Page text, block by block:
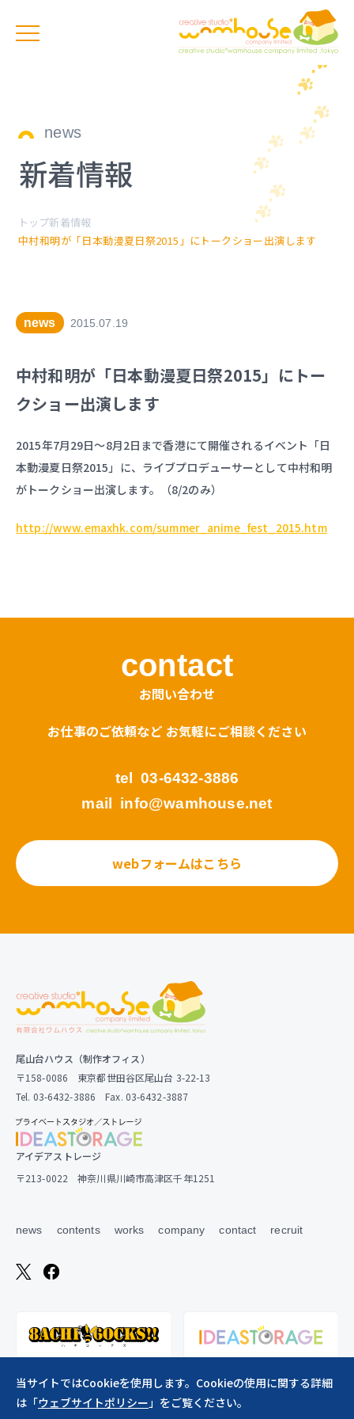
news
新着情報
トップ新着情報
中村和明が「日本動漫夏日祭2015」にトークショー出演します
news 2015.07.19
中村和明が「日本動漫夏日祭2015」にトー
クショー出演します
2015年7月29日〜8月2日まで香港にて開催されるイベント「日
本動漫夏日祭2015」に、ライブプロデューサーとして中村和明
がトークショー出演します。（8/2のみ）
http://www.emaxhk.com/summer_anime_fest_2015.htm
contact
お問い合わせ
お仕事のご依頼など お気軽にご相談ください
tel
03-6432-3886
mail
info@wamhouse.net
webフォームはこちら
尾山台ハウス（制作オフィス）
〒158-0086 東京都世田谷区尾山台 3-22-13
Tel. 03-6432-3886 Fax. 03-6432-3887
アイデアストレージ
〒213-0022 神奈川県川崎市高津区千年1251
news contents works company contact recruit
当サイトではCookieを使用します。Cookieの使用に関する詳細
は「ウェブサイトポリシー」をご覧ください。